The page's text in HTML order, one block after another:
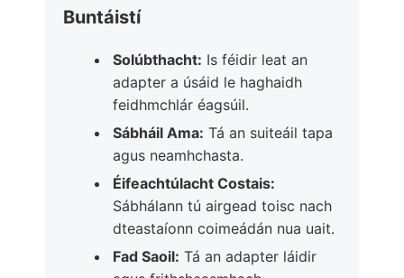
Buntáistí
Solúbthacht: Is féidir leat an
adapter a úsáid le haghaidh
feidhmchlár éagsúil.
Sábháil Ama: Tá an suiteáil tapa
agus neamhchasta.
Éifeachtúlacht Costais:
Sábhálann tú airgead toisc nach
dteastaíonn coimeádán nua uait.
Fad Saoil: Tá an adapter láidir